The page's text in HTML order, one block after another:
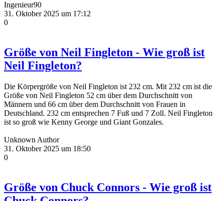
Ingenieur90
31. Oktober 2025 um 17:12
0
Größe von Neil Fingleton - Wie groß ist
Neil Fingleton?
Die Körpergröße von Neil Fingleton ist 232 cm. Mit 232 cm ist die
Größe von Neil Fingleton 52 cm über dem Durchschnitt von
Männern und 66 cm über dem Durchschnitt von Frauen in
Deutschland. 232 cm entsprechen 7 Fuß und 7 Zoll. Neil Fingleton
ist so groß wie Kenny George und Giant Gonzales.
Unknown Author
31. Oktober 2025 um 18:50
0
Größe von Chuck Connors - Wie groß ist